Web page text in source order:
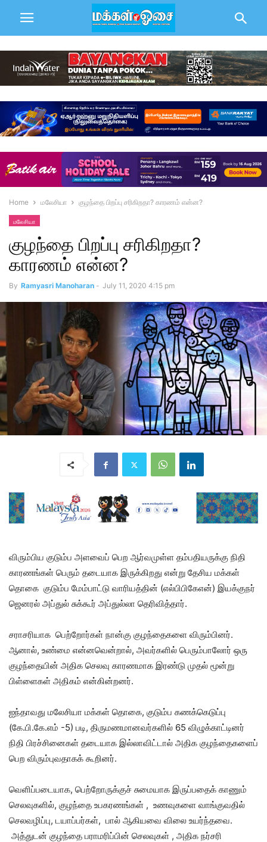
Home மலேசியா குழந்தை பிறப்பு சரிகிறதா? காரணம் என்ன?
மலேசியா
குழந்தை பிறப்பு சரிகிறதா?
காரணம் என்ன?
By Ramyasri Manoharan - July 11, 2020 4:15 pm
விரும்பிய குடும்ப அளவைப் பெற ஆர்வமுள்ள தம்பதியருக்கு நிதி
காரணங்கள் பெரும் தடையாக இருக்கிறது என்று தேசிய மக்கள்
தொகை குடும்ப மேம்பாட்டு வாரியத்தின் (எல்பிபிகேஎன்) இயக்குநர்
ஜெனரல் அப்துல் சுக்கூர் அப்துல்லா தெரிவித்தார்.
சராசரியாக பெற்றோர்கள் நான்கு குழந்தைகளை விரும்பினர்.
ஆனால், உண்மை என்னவென்றால், அவர்களில் பெரும்பாலோர் ஒரு
குழந்தையின் அதிக செலவு காரணமாக இரண்டு முதல் மூன்று
பிள்ளைகள் அதிகம் என்கின்றனர்.
ஐந்தாவது மலேசியா மக்கள் தொகை, குடும்ப கணக்கெடுப்பு
(கே.பி.கே.எம் -5) படி, திருமணமானவர்களில் 65 விழுக்காட்டினர்
நிதி பிரச்சினைகள் தடையாக இல்லாவிட்டால் அதிக குழந்தைகளைப்
பெற விரும்புவதாகக் கூறினர்.
வெளிப்படையாக, பெற்றோருக்குச் சுமையாக இருப்பதைக் காணும்
செலவுகளில், குழந்தை உபகரணங்கள் , உணவுகளை வாங்குவதில்
செலவழிப்பு, டயாப்பர்கள், பால் ஆகியவை விலை உயர்ந்தவை.
அத்துடன் குழந்தை பராமரிப்பின் செலவுகள் , அதிக நர்சரி